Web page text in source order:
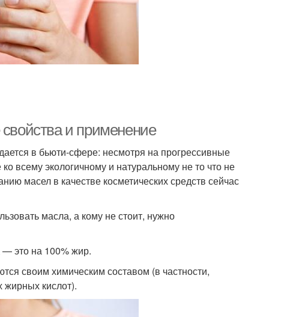
и применение
в бьюти-сфере: несмотря на прогрессивные
всему экологичному и натуральному не то что не
масел в качестве косметических средств сейчас
масла, а кому не стоит, нужно
— это на 100% жир.
своим химическим составом (в частности,
кислот).